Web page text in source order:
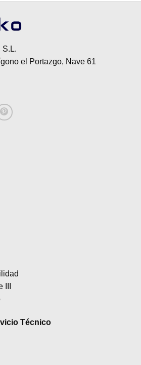
S.L.
el Portazgo, Nave 61
Técnico